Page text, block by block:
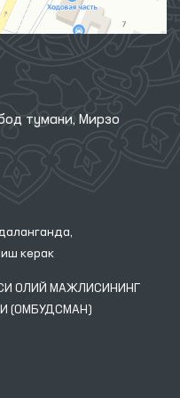
тумани, Мирзо
керак
ОЛИЙ МАЖЛИСИНИНГ
(ОМБУДСМАН)